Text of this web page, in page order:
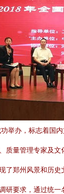
举办，标志着国
质量管理专家及
了郑州风景和历
研要求，通过统